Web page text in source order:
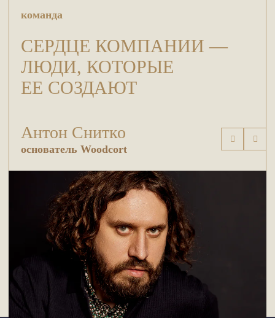
команда
СЕРДЦЕ КОМПАНИИ —
ЛЮДИ, КОТОРЫЕ
ЕЕ СОЗДАЮТ
Антон Снитко
основатель Woodcort